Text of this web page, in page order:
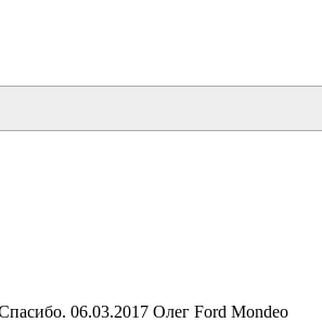
06.03.2017 Олег Ford Mondeo